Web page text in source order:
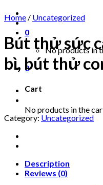
0
No products in
0
Cart
No products in the
Home / Uncategorized
Bút thử sức
bì, bút thử
Category: Uncategorized
Description
Reviews (0)